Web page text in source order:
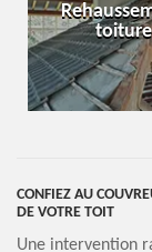
CONFIEZ AU
DE VOTRE TOIT
Une intervention